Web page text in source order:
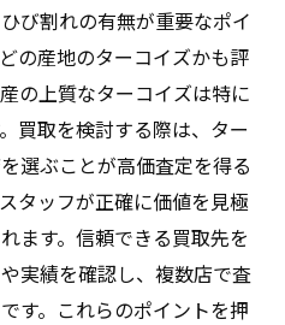
び割れの有無が重要なポイ
の産地のターコイズかも評
の上質なターコイズは特に
買取を検討する際は、ター
選ぶことが高価査定を得る
タッフが正確に価値を見極
ます。信頼できる買取先を
実績を確認し、複数店で査
す。これらのポイントを押